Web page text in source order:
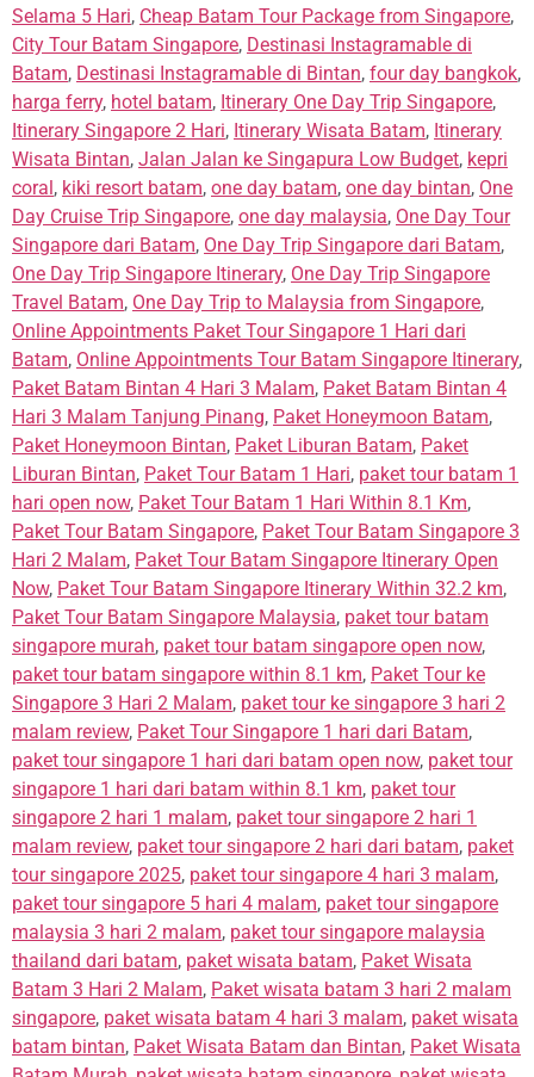
Selama 5 Hari, Cheap Batam Tour Package from Singapore,
City Tour Batam Singapore, Destinasi Instagramable di
Batam, Destinasi Instagramable di Bintan, four day bangkok,
harga ferry, hotel batam, Itinerary One Day Trip Singapore,
Itinerary Singapore 2 Hari, Itinerary Wisata Batam, Itinerary
Wisata Bintan, Jalan Jalan ke Singapura Low Budget, kepri
coral, kiki resort batam, one day batam, one day bintan, One
Day Cruise Trip Singapore, one day malaysia, One Day Tour
Singapore dari Batam, One Day Trip Singapore dari Batam,
One Day Trip Singapore Itinerary, One Day Trip Singapore
Travel Batam, One Day Trip to Malaysia from Singapore,
Online Appointments Paket Tour Singapore 1 Hari dari
Batam, Online Appointments Tour Batam Singapore Itinerary,
Paket Batam Bintan 4 Hari 3 Malam, Paket Batam Bintan 4
Hari 3 Malam Tanjung Pinang, Paket Honeymoon Batam,
Paket Honeymoon Bintan, Paket Liburan Batam, Paket
Liburan Bintan, Paket Tour Batam 1 Hari, paket tour batam 1
hari open now, Paket Tour Batam 1 Hari Within 8.1 Km,
Paket Tour Batam Singapore, Paket Tour Batam Singapore 3
Hari 2 Malam, Paket Tour Batam Singapore Itinerary Open
Now, Paket Tour Batam Singapore Itinerary Within 32.2 km,
Paket Tour Batam Singapore Malaysia, paket tour batam
singapore murah, paket tour batam singapore open now,
paket tour batam singapore within 8.1 km, Paket Tour ke
Singapore 3 Hari 2 Malam, paket tour ke singapore 3 hari 2
malam review, Paket Tour Singapore 1 hari dari Batam,
paket tour singapore 1 hari dari batam open now, paket tour
singapore 1 hari dari batam within 8.1 km, paket tour
singapore 2 hari 1 malam, paket tour singapore 2 hari 1
malam review, paket tour singapore 2 hari dari batam, paket
tour singapore 2025, paket tour singapore 4 hari 3 malam,
paket tour singapore 5 hari 4 malam, paket tour singapore
malaysia 3 hari 2 malam, paket tour singapore malaysia
thailand dari batam, paket wisata batam, Paket Wisata
Batam 3 Hari 2 Malam, Paket wisata batam 3 hari 2 malam
singapore, paket wisata batam 4 hari 3 malam, paket wisata
batam bintan, Paket Wisata Batam dan Bintan, Paket Wisata